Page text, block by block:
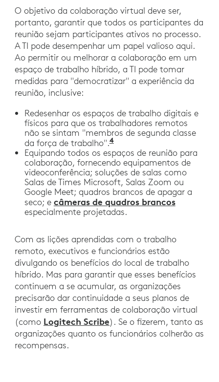
O objetivo da colaboração virtual deve ser,
portanto, garantir que todos os participantes da
reunião sejam participantes ativos no processo.
A TI pode desempenhar um papel valioso aqui.
Ao permitir ou melhorar a colaboração em um
espaço de trabalho híbrido, a TI pode tomar
medidas para "democratizar" a experiência da
reunião, inclusive:
Redesenhar os espaços de trabalho digitais e
físicos para que os trabalhadores remotos
não se sintam "membros de segunda classe
da força de trabalho".4Stefan Hammond: O
Equipando todos os espaços de reunião para
colaboração, fornecendo equipamentos de
videoconferência; soluções de salas como
Salas de Times Microsoft, Salas Zoom ou
Google Meet; quadros brancos de apagar a
seco; e câmeras de quadros brancos
especialmente projetadas.
Com as lições aprendidas com o trabalho
remoto, executivos e funcionários estão
divulgando os benefícios do local de trabalho
híbrido. Mas para garantir que esses benefícios
continuem a se acumular, as organizações
precisarão dar continuidade a seus planos de
investir em ferramentas de colaboração virtual
(como Logitech Scribe). Se o fizerem, tanto as
organizações quanto os funcionários colherão as
recompensas.